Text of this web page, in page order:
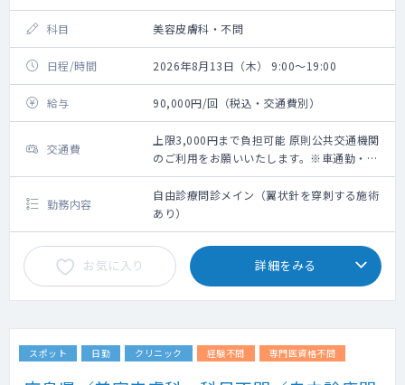
科目 美容皮膚科・不問
日程/時間 2026年8月13日（木） 9:00～19:00
給与 90,000円/回（税込・交通費別）
交通費
上限3,000円まで負担可能 原則公共交通機関
のご利用をお願いいたします。※車通勤・タ
クシー利用要相談
勤務内容
自由診療問診メイン（翼状針を穿刺する施術
あり）
お気に入り 詳細をみる
スポット 日勤 クリニック 経験不問 専門医資格不問